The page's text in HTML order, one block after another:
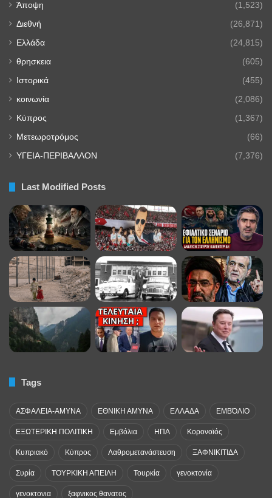
Άποψη (1,523)
Διεθνή (26,871)
Ελλάδα (24,815)
θρησκεια (605)
Ιστορικά (455)
κοινωνία (2,086)
Κύπρος (1,367)
Μετεωροτρόμος (66)
ΥΓΕΙΑ-ΠΕΡΙΒΑΛΛΟΝ (7,376)
Last Modified Posts
Tags
ΑΣΦΑΛΕΙΑ-ΑΜΥΝΑ ΕΘΝΙΚΗ ΑΜΥΝΑ ΕΛΛΑΔΑ ΕΜΒΌΛΙΟ
ΕΞΩΤΕΡΙΚΗ ΠΟΛΙΤΙΚΗ Εμβόλια ΗΠΑ Κορονοϊός
Κυπριακό Κύπρος Λαθρομετανάστευση ΞΑΦΝΙΚΙΤΙΔΑ
Συρία ΤΟΥΡΚΙΚΗ ΑΠΕΙΛΗ Τουρκία γενοκτονία
γενοκτονια ξαφνικος θανατος